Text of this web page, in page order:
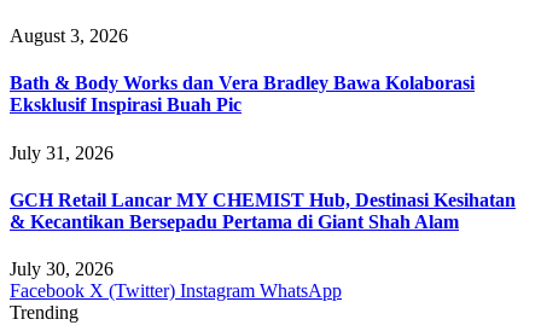
August 3, 2026
Bath & Body Works dan Vera Bradley Bawa Kolaborasi
Eksklusif Inspirasi Buah Pic
July 31, 2026
GCH Retail Lancar MY CHEMIST Hub, Destinasi Kesihatan
& Kecantikan Bersepadu Pertama di Giant Shah Alam
July 30, 2026
Facebook X (Twitter) Instagram WhatsApp
Trending